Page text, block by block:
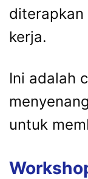
diterapkan
kerja.
Ini adalah
untuk